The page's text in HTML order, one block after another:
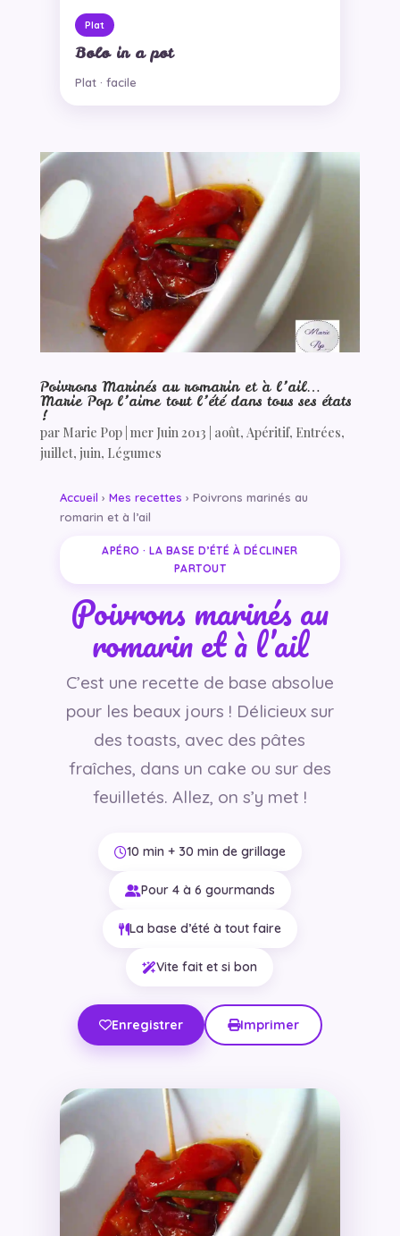
Plat
Bolo in a pot
Plat · facile
Poivrons Marinés au romarin et à l’ail…
Marie Pop l’aime tout l’été dans tous ses états
!
par Marie Pop| mer Juin 2013 août, Apéritif, Entrées,
juillet, juin, Légumes
Accueil › Mes recettes › Poivrons marinés au
romarin et à l’ail
APÉRO · LA BASE D’ÉTÉ À DÉCLINER
PARTOUT
Poivrons marinés au
romarin et à l’ail
C’est une recette de base absolue
pour les beaux jours ! Délicieux sur
des toasts, avec des pâtes
fraîches, dans un cake ou sur des
feuilletés. Allez, on s’y met !
10 min + 30 min de grillage
Pour 4 à 6 gourmands
La base d’été à tout faire
Vite fait et si bon
Enregistrer Imprimer